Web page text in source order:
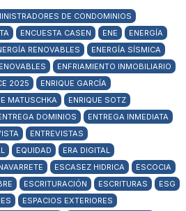
DE CONDOMINIOS
ENCUESTA CASEN ENE
ENERGÍA
RENOVABLES
ENERGÍA SÍSMICA
ENFRIAMIENTO INMOBILIARIO
2025
ENRIQUE GARCÍA
MATUSCHKA
ENRIQUE SOTZ
DOMINIOS
ENTREGA INMEDIATA
ENTREVISTAS
EQUIDAD
ERA DIGITAL
ESCASEZ HIDRICA
ESCOCIA
ESCRITURACIÓN ESCRITURAS
ESG
ESPACIOS EXTERIORES